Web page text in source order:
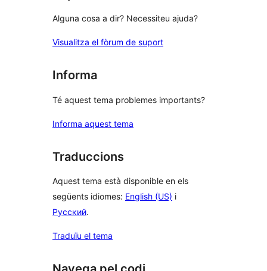
Alguna cosa a dir? Necessiteu ajuda?
Visualitza el fòrum de suport
Informa
Té aquest tema problemes importants?
Informa aquest tema
Traduccions
Aquest tema està disponible en els
següents idiomes: English (US) i
Русский.
Traduïu el tema